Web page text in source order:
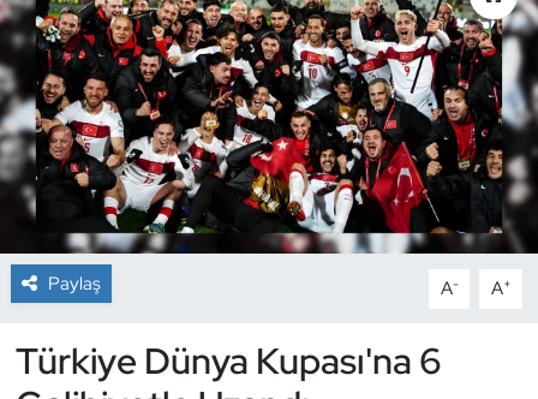
Paylaş A- A+
Türkiye Dünya Kupası'na 6
Çim Hokeyi
Cimnastik
Curling
Dağcılık
Dans Sporları
Dövüş Sanatı